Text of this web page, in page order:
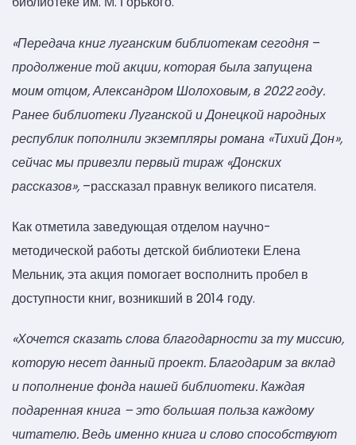
«Передача книг луганским библиотекам сегодня –
продолжение той акции, которая была запущена
моим отцом, Александром Шолоховым, в 2022 году.
Ранее библиотеки Луганской и Донецкой народных
республик пополнили экземпляры романа «Тихий Дон»,
сейчас мы привезли первый тираж «Донских
рассказов», –рассказал правнук великого писателя.
Как отметила заведующая отделом научно-
методической работы детской библиотеки Елена
Мельник, эта акция помогает восполнить пробел в
доступности книг, возникший в 2014 году.
«Хочется сказать слова благодарности за ту миссию,
которую несет данный проект. Благодарим за вклад
и пополнение фонда нашей библиотеки. Каждая
подаренная книга – это большая польза каждому
читателю.Ведь именно книга и слово способствуют